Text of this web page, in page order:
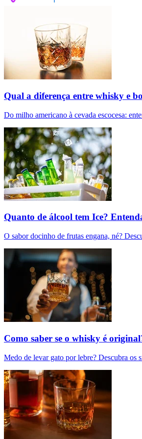
Qual a diferença entre whisky e
Do milho americano à cevada escocesa:
Quanto de álcool tem Ice?
O sabor docinho de frutas engana, né?
Como saber se o whisky é
Medo de levar gato por lebre? Descubra os